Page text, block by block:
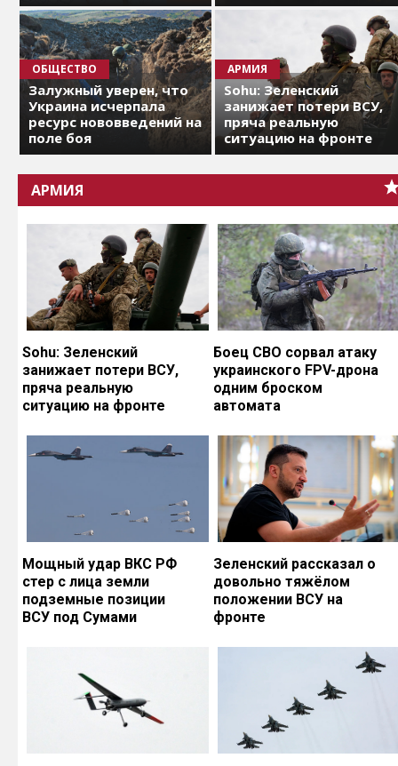
ОБЩЕСТВО
Залужный уверен, что
Украина исчерпала
ресурс нововведений на
поле боя
АРМИЯ
Sohu: Зеленский
занижает потери ВСУ,
пряча реальную
ситуацию на фронте
АРМИЯ
Sohu: Зеленский
занижает потери ВСУ,
пряча реальную
ситуацию на фронте
Боец СВО сорвал атаку
украинского FPV-дрона
одним броском
автомата
Мощный удар ВКС РФ
стер с лица земли
подземные позиции
ВСУ под Сумами
Зеленский рассказал о
довольно тяжёлом
положении ВСУ на
фронте